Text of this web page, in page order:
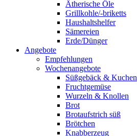
Ätherische Öle
Grillkohle/-briketts
Haushaltshelfer
Sämereien
Erde/Dünger
Angebote
Empfehlungen
Wochenangebote
Süßgebäck & Kuchen
Fruchtgemüse
Wurzeln & Knollen
Brot
Brotaufstrich süß
Brötchen
Knabberzeug